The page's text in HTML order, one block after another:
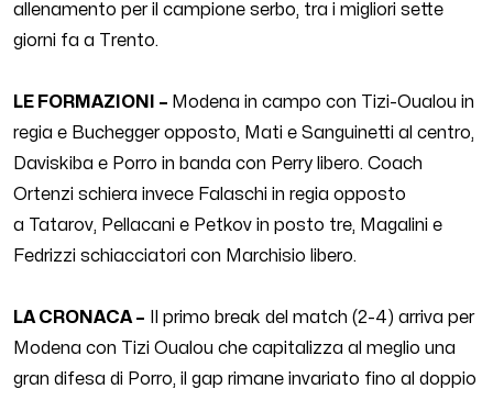
allenamento per il campione serbo, tra i migliori sette
giorni fa a Trento.
LE FORMAZIONI – Modena in campo con Tizi-Oualou in
regia e Buchegger opposto, Mati e Sanguinetti al centro,
Daviskiba e Porro in banda con Perry libero. Coach
Ortenzi schiera invece Falaschi in regia opposto
a Tatarov, Pellacani e Petkov in posto tre, Magalini e
Fedrizzi schiacciatori con Marchisio libero.
LA CRONACA –
Il primo break del match (2-4) arriva per
Modena con Tizi Oualou che capitalizza al meglio una
gran difesa di Porro, il gap rimane invariato fino al doppio